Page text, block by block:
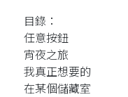
目錄：
任意按鈕
宵夜之旅
我真正想要的
在某個儲藏室